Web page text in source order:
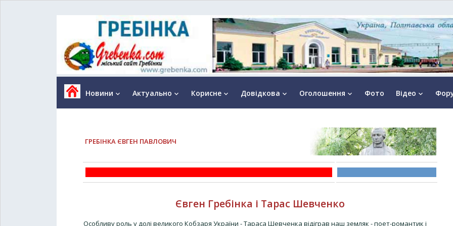
Новини keyboard_arrow_down Актуально keyboard_arrow_down Корисне keyboard_arrow_down Довідкова keyboard_arrow_down Оголошення keyboard_arrow_down Фото Відео keyboard_arrow_down
ГРЕБІНКА ЄВГЕН ПАВЛОВИЧ
Євген Гребінка і Тарас Шевченко
Особливу роль у долі великого Кобзаря України - Тараса Шевченка відіграв наш земляк - поет-романтик і